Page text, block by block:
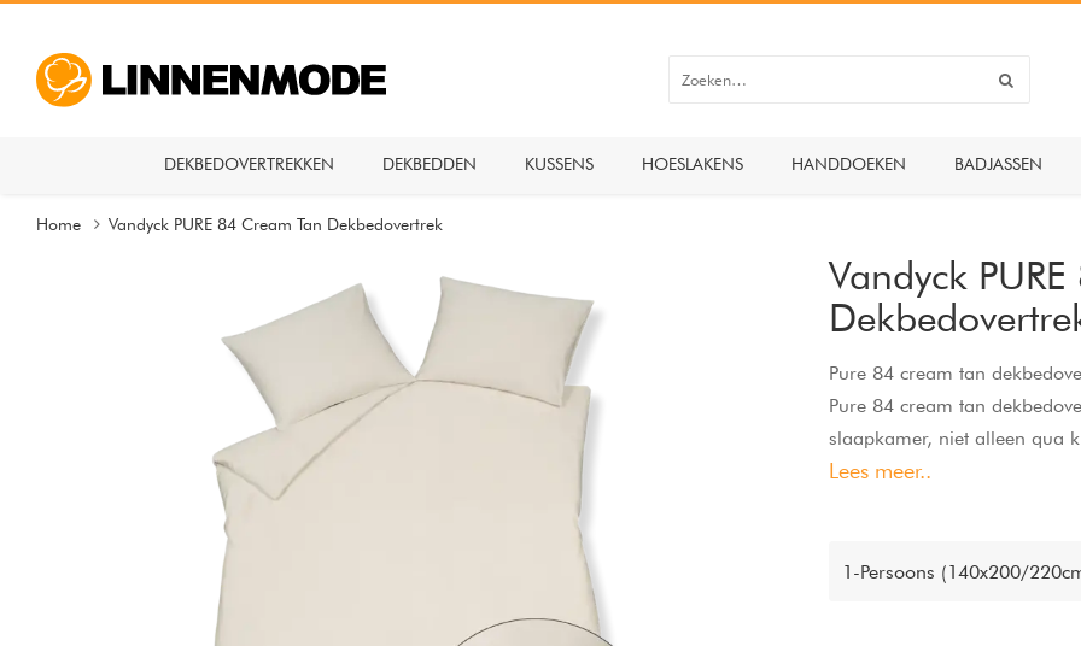
DEKBEDOVERTREKKEN DEKBEDDEN KUSSENS HOESLAKENS HANDDOEKEN BADJASSEN
Home Vandyck PURE 84 Cream Tan Dekbedovertrek
Vandyck
Pure 84 cream tan
Pure 84 cream tan
slaapkamer, niet alleen qua
beschikbaar in de kleur
zorgt voor een glad
lichaamstemperatuur en
Lees meer..
1-Persoons (140x200/